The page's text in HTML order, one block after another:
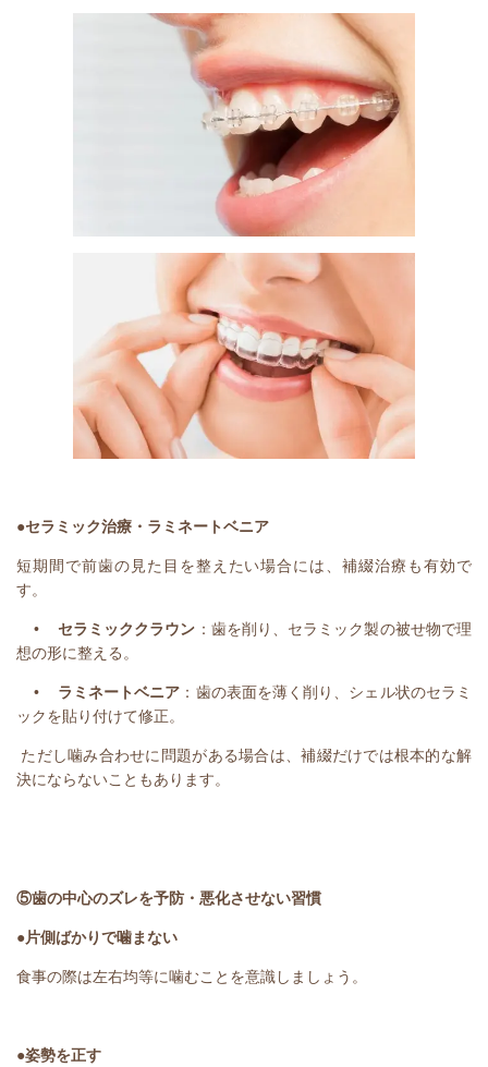
●セラミック治療・ラミネートベニア
短期間で前歯の見た目を整えたい場合には、補綴治療も有効で
す。
• セラミッククラウン ：歯を削り、セラミック製の被せ物で理
想の形に整える。
• ラミネートベニア ：歯の表面を薄く削り、シェル状のセラミ
ックを貼り付けて修正。
ただし噛み合わせに問題がある場合は、補綴だけでは根本的な解
決にならないこともあります。
⑤歯の中心のズレを予防・悪化させない習慣
●片側ばかりで噛まない
食事の際は左右均等に噛むことを意識しましょう。
●姿勢を正す